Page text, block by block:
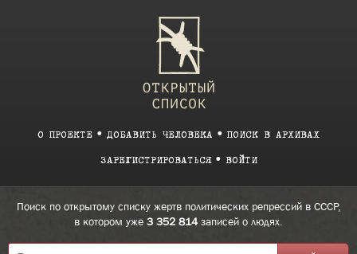
О ПРОЕКТЕ ДОБАВИТЬ ЧЕЛОВЕКА ПОИСК В АРХИВАХ
ЗАРЕГИСТРИРОВАТЬСЯ ВОЙТИ
Поиск по открытому списку жертв политических репрессий в СССР,
в котором уже 3 352 814записей о людях.